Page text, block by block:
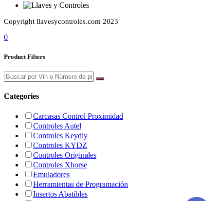
Copyright llavesycontroles.com 2023
0
Product Filters
Categories
Carcasas Control Proximidad
Controles Autel
Controles Keydiy
Controles KYDZ
Controles Originales
Controles Xhorse
Emuladores
Herramientas de Programación
Insertos Abatibles